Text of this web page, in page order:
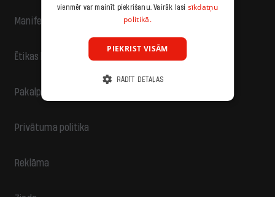
Manifests
Ētikas kodekss
Pakalpojumu sniegšanas noteikumi
Privātuma politika
Reklāma
vienmēr var mainīt piekrišanu. Vairāk lasi sīkdatņu
politikā.
PIEKRIST VISĀM
RĀDĪT DETAĻAS